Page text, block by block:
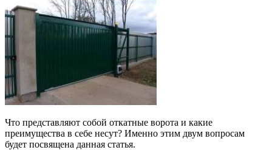
Что представляют собой откатные ворота и какие
преимущества в себе несут? Именно этим двум вопросам
будет посвящена данная статья.